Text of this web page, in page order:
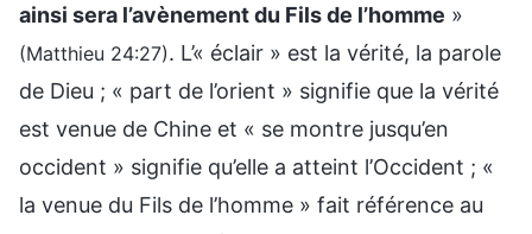
ainsi sera l’avènement du Fils de l’homme »
(Matthieu 24:27). L’« éclair » est la vérité, la parole
de Dieu ; « part de l’orient » signifie que la vérité
est venue de Chine et « se montre jusqu’en
occident » signifie qu’elle a atteint l’Occident ; «
la venue du Fils de l’homme » fait référence au